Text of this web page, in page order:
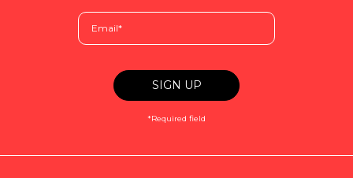
*Required field